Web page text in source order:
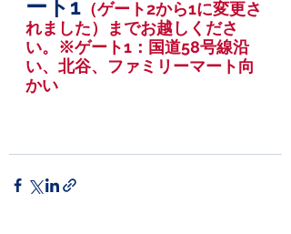
ート1 （ゲート2から1に変更さ
れました）までお越しくださ
い。※ゲート1：国道58号線沿
い、北谷、ファミリーマート向
かい